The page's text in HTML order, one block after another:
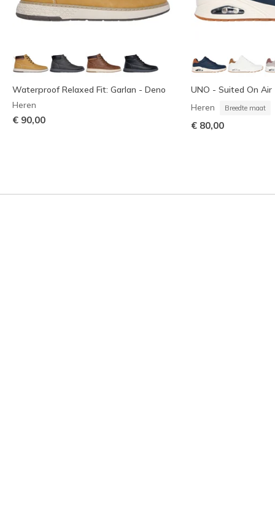
Waterproof Relaxed Fit: Garlan - Deno
Heren
€ 90,00
UNO - Suited On Air
Heren Breedte maat
€ 80,00